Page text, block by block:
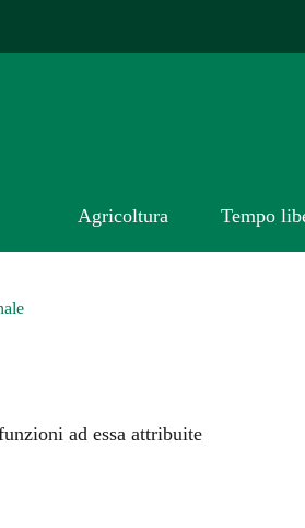
Agricoltura Tempo
ad essa attribuite